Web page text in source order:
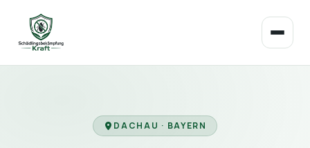
DACHAU · BAYERN